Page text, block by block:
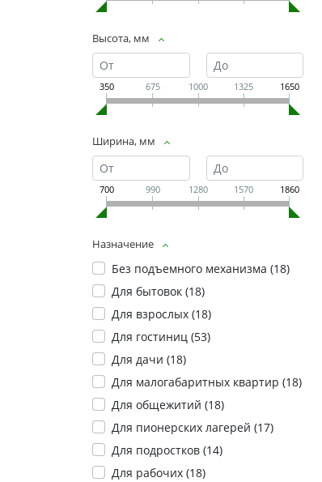
Высота, мм
350 675 1000 1325 1650
Ширина, мм
700 990 1280 1570 1860
Назначение
Без подъемного механизма (18)
Для бытовок (18)
Для взрослых (18)
Для гостиниц (53)
Для дачи (18)
Для малогабаритных квартир (18)
Для общежитий (18)
Для пионерских лагерей (17)
Для подростков (14)
Для рабочих (18)